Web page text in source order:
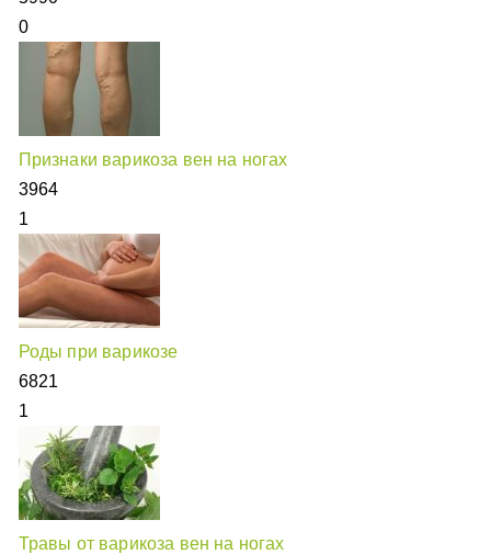
0
Признаки варикоза вен на ногах
3964
1
Роды при варикозе
6821
1
Травы от варикоза вен на ногах